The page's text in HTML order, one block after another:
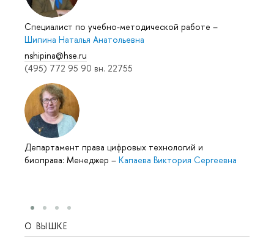
Специалист по учебно-методической работе –
Шипина Наталья Анатольевна
nshipina@hse.ru
(495) 772 95 90 вн. 22755
Департамент права цифровых технологий и
биоправа: Менеджер – Капаева Виктория Сергеевна
О ВЫШКЕ